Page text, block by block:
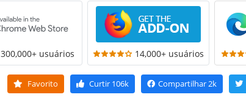
300,000+ usuários 14,000+ usuários
Favorito Curtir106k Compartilhar2k